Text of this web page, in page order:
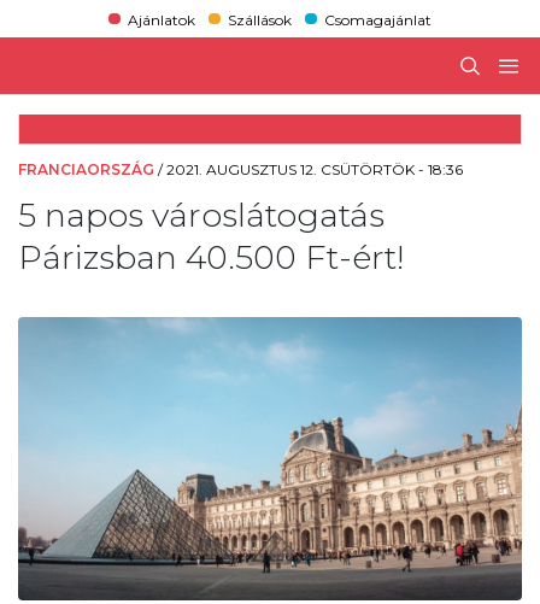
Ajánlatok Szállások Csomagajánlat
FRANCIAORSZÁG /2021. AUGUSZTUS 12. CSÜTÖRTÖK - 18:36
5 napos városlátogatás
Párizsban 40.500 Ft-ért!